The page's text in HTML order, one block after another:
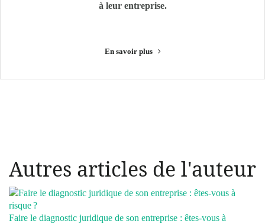
à leur entreprise.
En savoir plus
Autres articles de l'auteur
Faire le diagnostic juridique de son entreprise : êtes-vous à